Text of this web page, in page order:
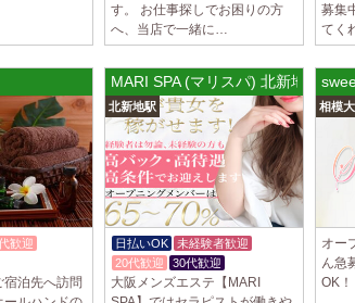
す。 お仕事探しでお困りの方
へ、当店で一緒に…
募集
てく
歓迎
宿泊先へ訪問
MARI SPA (マリスパ) 北新地ルーム
北新地駅
日払いOK
未経験者歓迎
20代歓迎
30代歓迎
大阪メンズエステ【MARI
相模
オー
ん急
OK